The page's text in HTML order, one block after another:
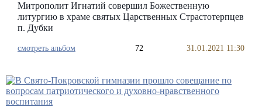
Митрополит Игнатий совершил Божественную
литургию в храме святых Царственных Страстотерпцев
п. Дубки
смотреть альбом 72 31.01.2021 11:30